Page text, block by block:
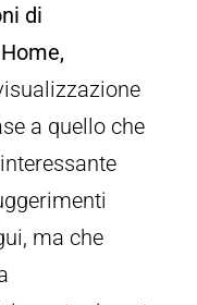
di
a quello che
ma che